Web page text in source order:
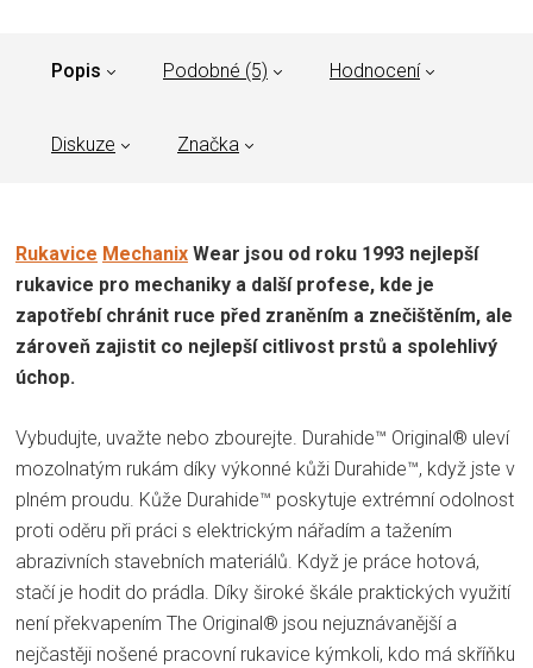
Popis Podobné (5) Hodnocení
Diskuze Značka
Rukavice Mechanix Wear jsou od roku 1993 nejlepší
rukavice pro mechaniky a další profese, kde je
zapotřebí chránit ruce před zraněním a znečištěním, ale
zároveň zajistit co nejlepší citlivost prstů a spolehlivý
úchop.
Vybudujte, uvažte nebo zbourejte. Durahide™ Original® uleví
mozolnatým rukám díky výkonné kůži Durahide™, když jste v
plném proudu. Kůže Durahide™ poskytuje extrémní odolnost
proti oděru při práci s elektrickým nářadím a tažením
abrazivních stavebních materiálů. Když je práce hotová,
stačí je hodit do prádla. Díky široké škále praktických využití
není překvapením The Original® jsou nejuznávanější a
nejčastěji nošené pracovní rukavice kýmkoli, kdo má skříňku